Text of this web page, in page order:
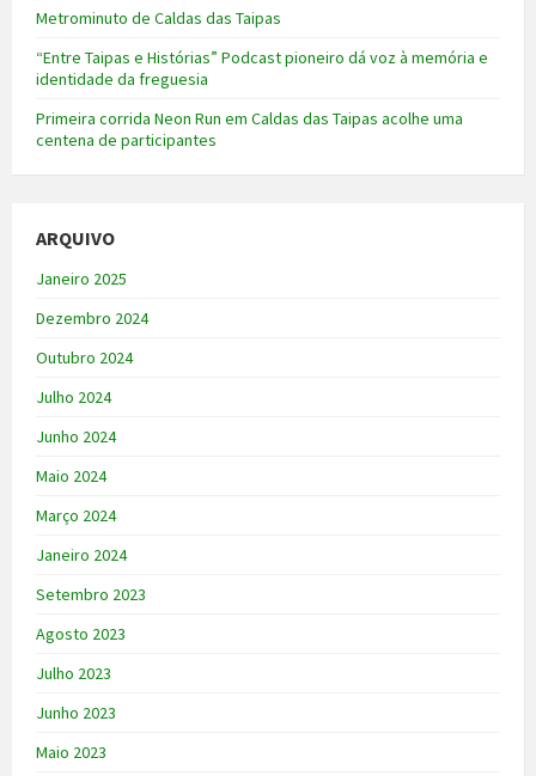
Metrominuto de Caldas das Taipas
“Entre Taipas e Histórias” Podcast pioneiro dá voz à memória e
identidade da freguesia
Primeira corrida Neon Run em Caldas das Taipas acolhe uma
centena de participantes
ARQUIVO
Janeiro 2025
Dezembro 2024
Outubro 2024
Julho 2024
Junho 2024
Maio 2024
Março 2024
Janeiro 2024
Setembro 2023
Agosto 2023
Julho 2023
Junho 2023
Maio 2023